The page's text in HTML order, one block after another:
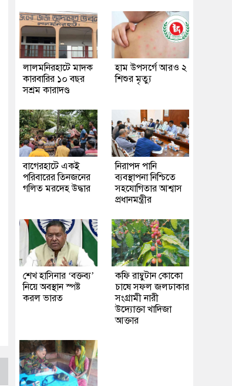
লালমনিরহাটে মাদক
কারবারির ১০ বছর
সশ্রম কারাদণ্ড
হাম উপসর্গে আরও ২
শিশুর মৃত্যু
‎বাগেরহাটে একই
পরিবারের তিনজনের
গলিত মরদেহ উদ্ধার
নিরাপদ পানি
ব্যবস্থাপনা নিশ্চিতে
সহযোগিতার আশ্বাস
প্রধানমন্ত্রীর
শেখ হাসিনার ‘বক্তব্য’
নিয়ে অবস্থান স্পষ্ট
করল ভারত
কফি রাম্বুটান কোকো
চাষে সফল জলঢাকার
সংগ্রামী নারী
উদ্যোক্তা খাদিজা
আক্তার